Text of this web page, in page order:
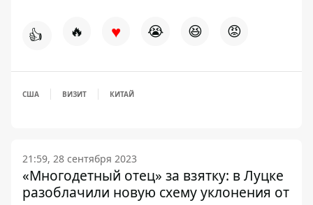
👍 🔥 ♥ 😭 😆 😡
США ВИЗИТ КИТАЙ
21:59, 28 сентября 2023
«Многодетный отец» за взятку: в Луцке
разоблачили новую схему уклонения от